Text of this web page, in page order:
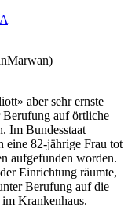
aber sehr ernste
Berufung auf örtliche
Im Bundesstaat
eine 82-jährige Frau tot
aufgefunden worden.
Einrichtung räumte,
Berufung auf die
Krankenhaus.